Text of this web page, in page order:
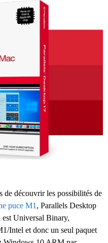
de découvrir les possibilités de
puce M1 , Parallels Desktop
Universal Binary,
Intel et donc un seul paquet